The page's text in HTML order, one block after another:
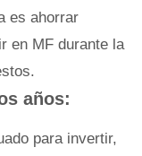
es ahorrar
en MF durante la
años:
para invertir,